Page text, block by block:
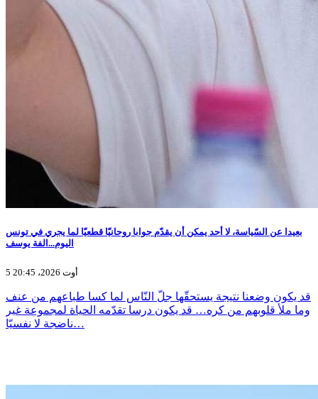
بعيدا عن السّياسة، لا أحد يمكن أن يقدّم جوابا روحانيّا قطعيّا لما يجري في تونس
اليوم...الفة يوسف
5 أوت 2026، 20:45
قد يكون وضعنا نتيجة يستحقّها جلّ النّاس لما كسا طباعهم من عنف
وما ملأ قلوبهم من كره… قد يكون درسا تقدّمه الحياة لمجموعة غير
ناضجة لا نفسيّا…